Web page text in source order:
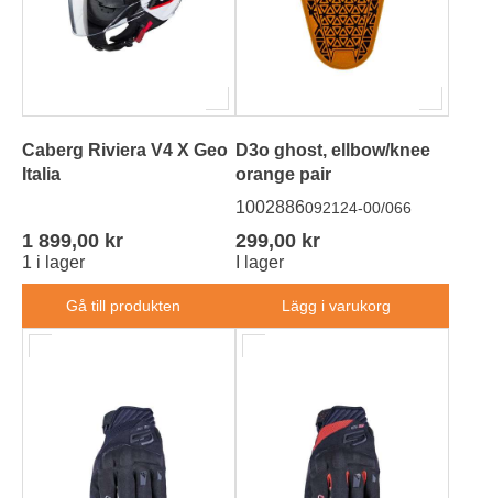
Caberg Riviera V4 X Geo
Italia
1 899,00 kr
1 i lager
Gå till produkten
D3o ghost, ellbow/knee
orange pair
1002886092124-00/066
299,00 kr
I lager
Lägg i varukorg